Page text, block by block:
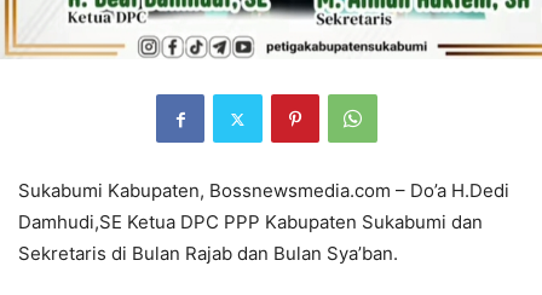
Sukabumi Kabupaten, Bossnewsmedia.com – Do’a H.Dedi
Damhudi,SE Ketua DPC PPP Kabupaten Sukabumi dan
Sekretaris di Bulan Rajab dan Bulan Sya’ban.